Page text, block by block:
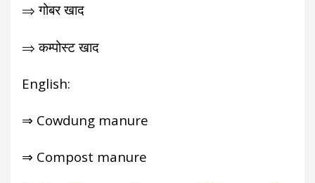
⇒ गोबर खाद
⇒ कम्पोस्ट खाद
English:
⇒ Cowdung manure
⇒ Compost manure